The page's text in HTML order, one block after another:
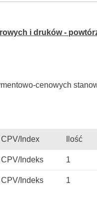
i druków -
cenowych
CPV/Index Ilość
CPV/Indeks 1
CPV/Indeks 1